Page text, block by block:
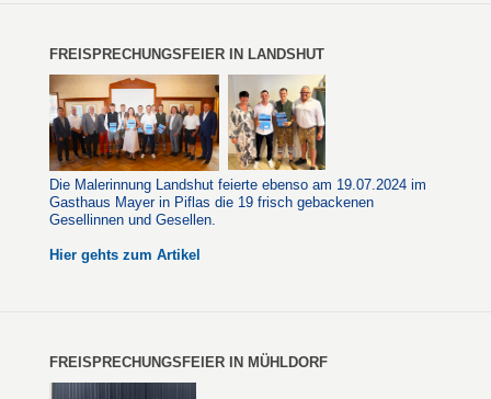
FREISPRECHUNGSFEIER IN LANDSHUT
Die Malerinnung Landshut feierte ebenso am 19.07.2024 im
Gasthaus Mayer in Piflas die 19 frisch gebackenen
Gesellinnen und Gesellen.
Hier gehts zum Artikel
FREISPRECHUNGSFEIER IN MÜHLDORF